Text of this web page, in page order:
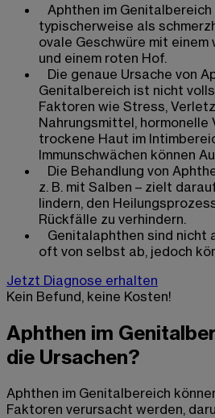
Aphthen im
typischerweise als
ovale Geschwüre mit einem
und einem roten Hof.
Die genaue Ursache von
Genitalbereich ist nicht
Faktoren wie Stress,
Nahrungsmittel, hormonelle
trockene Haut im
Immunschwächen können
Die Behandlung von
z. B. mit Salben – zielt
lindern, den
Rückfälle zu verhindern.
Genitalaphthen sind nicht
oft von selbst ab, jedoch
Jetzt Diagnose erhalten
Kein Befund, keine Kosten!
Aphthen im
die Ursachen?
Aphthen im Genitalbereich
Faktoren verursacht werden,